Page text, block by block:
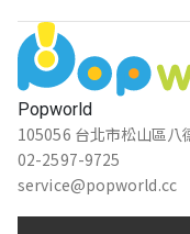
Popworld
105056 台北市松山區八
02-2597-9725
service@popworld.cc